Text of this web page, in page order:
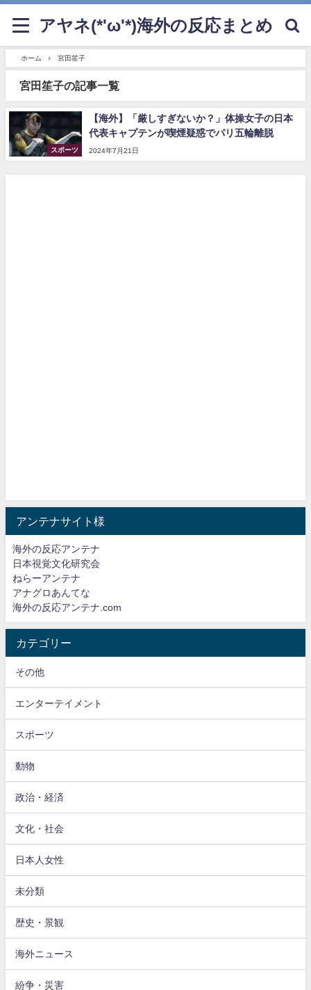
アヤネ(*'ω'*)海外の反応まとめ
ホーム 宮田笙子
宮田笙子の記事一覧
スポーツ
【海外】「厳しすぎないか？」体操女子の日本
代表キャプテンが喫煙疑惑でパリ五輪離脱
2024年7月21日
アンテナサイト様
海外の反応アンテナ
日本視覚文化研究会
ねらーアンテナ
アナグロあんてな
海外の反応アンテナ.com
カテゴリー
その他
エンターテイメント
スポーツ
動物
政治・経済
文化・社会
日本人女性
未分類
歴史・景観
海外ニュース
紛争・災害